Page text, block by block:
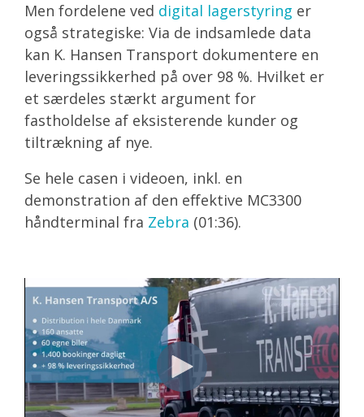
Men fordelene ved digital lagerstyring er
også strategiske: Via de indsamlede data
kan K. Hansen Transport dokumentere en
leveringssikkerhed på over 98 %. Hvilket er
et særdeles stærkt argument for
fastholdelse af eksisterende kunder og
tiltrækning af nye.
Se hele casen i videoen, inkl. en
demonstration af den effektive MC3300
håndterminal fra Zebra (01:36).